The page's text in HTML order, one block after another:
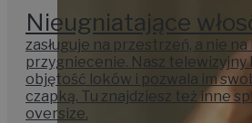
Nieugniatające
zasługuje na przestrzeń, a nie
przygniecenie. Nasz telewizyjny
objętość loków i pozwala im
czapką. Tu znajdziesz też inne
oversize.